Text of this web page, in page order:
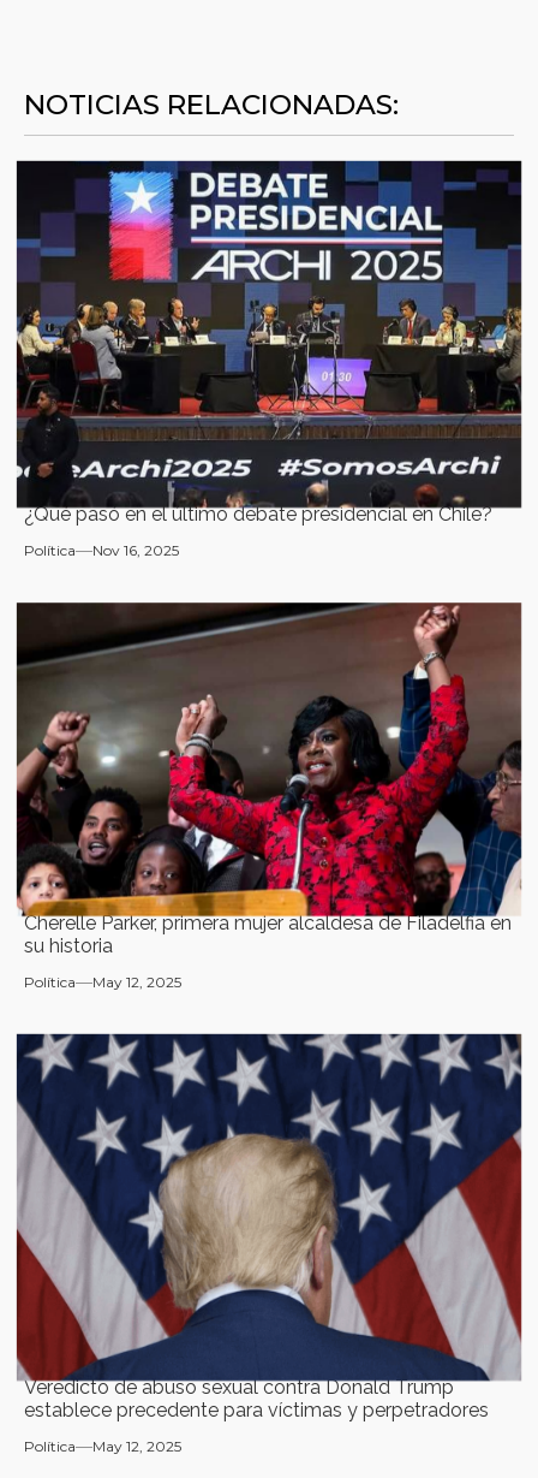
NOTICIAS RELACIONADAS:
¿Qué pasó en el último debate presidencial en Chile?
Política Nov 16, 2025
Cherelle Parker, primera mujer alcaldesa de Filadelfia en
su historia
Política May 12, 2025
Veredicto de abuso sexual contra Donald Trump
establece precedente para víctimas y perpetradores
Política May 12, 2025